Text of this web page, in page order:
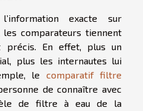
exacte sur
les comparateurs tiennent
En effet, plus un
plus les internautes lui
le comparatif filtre
de connaître avec
de filtre à eau de la